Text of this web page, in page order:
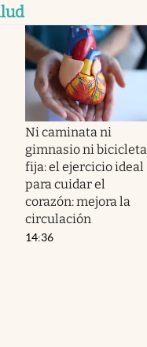
Ni caminata ni
gimnasio ni bicicleta
fija: el ejercicio ideal
para cuidar el
corazón: mejora la
circulación
14:36